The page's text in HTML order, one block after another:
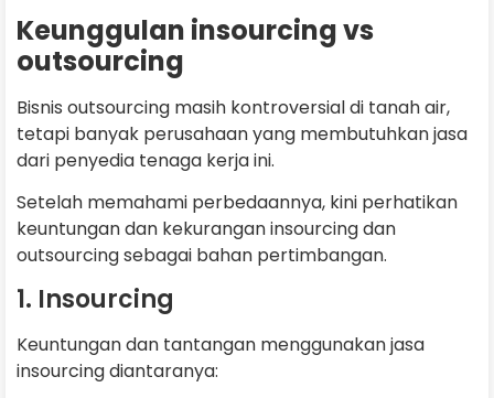
Keunggulan insourcing vs
outsourcing
Bisnis outsourcing masih kontroversial di tanah air,
tetapi banyak perusahaan yang membutuhkan jasa
dari penyedia tenaga kerja ini.
Setelah memahami perbedaannya, kini perhatikan
keuntungan dan kekurangan insourcing dan
outsourcing sebagai bahan pertimbangan.
1. Insourcing
Keuntungan dan tantangan menggunakan jasa
insourcing diantaranya: